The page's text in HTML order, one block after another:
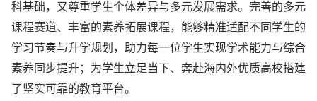
科基础，又尊重学生个体差异与多元发展需求。完善的多元
课程赛道、丰富的素养拓展课程，能够精准适配不同学生的
学习节奏与升学规划，助力每一位学生实现学术能力与综合
素养同步提升；为学生立足当下、奔赴海内外优质高校搭建
了坚实可靠的教育平台。